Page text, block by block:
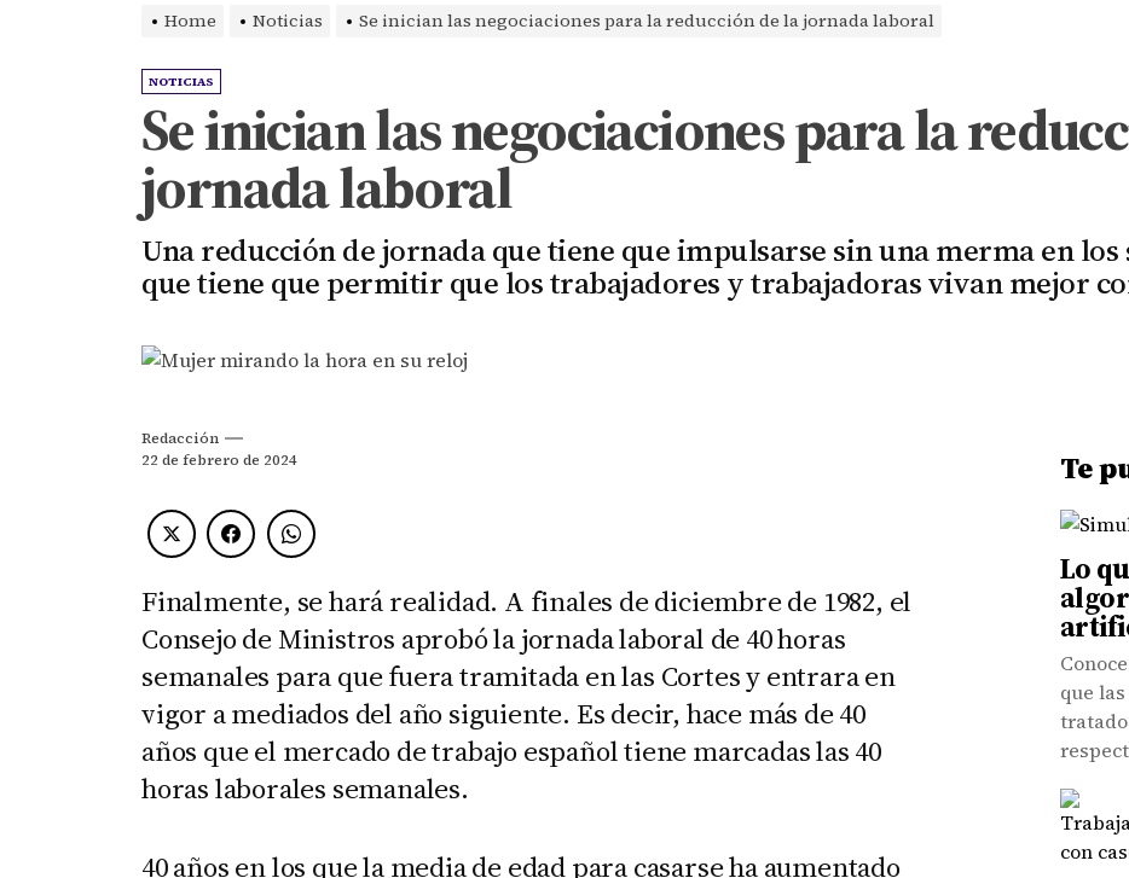
Home Noticias Se inician las negociaciones para la reducción de la jornada laboral
NOTICIAS
Se inician las negociaciones para la
jornada laboral
Una reducción de jornada que tiene que impulsarse sin una merma en los
que tiene que permitir que los trabajadores y trabajadoras vivan mejor
Redacción
22 de febrero de 2024
Finalmente, se hará realidad. A finales de diciembre de 1982, el
Consejo de Ministros aprobó la jornada laboral de 40 horas
semanales para que fuera tramitada en las Cortes y entrara en
vigor a mediados del año siguiente. Es decir, hace más de 40
años que el mercado de trabajo español tiene marcadas las 40
horas laborales semanales.
40 años en los que la media de edad para casarse ha aumentado
Te
Lo
que